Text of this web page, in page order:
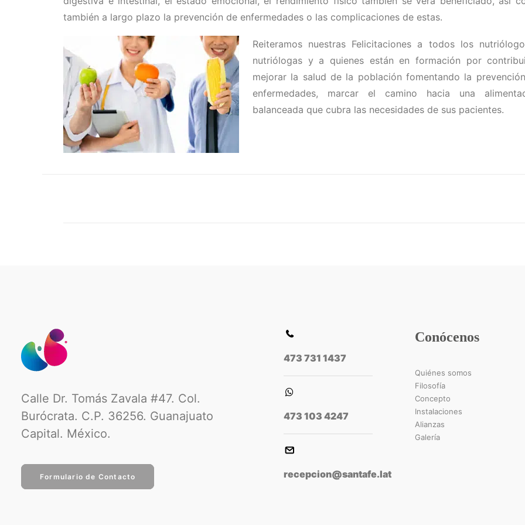
también a largo plazo la prevención de enfermedades o las complicaciones de estas.
Reiteramos nuestras Felicitaciones a todos los
nutriólogas y a quienes están en formación por
mejorar la salud de la población fomentando la
enfermedades, marcar el camino hacia una
balanceada que cubra las necesidades de sus pacientes.
Calle Dr. Tomás Zavala #47. Col.
Burócrata. C.P. 36256. Guanajuato
Capital. México.
Formulario de Contacto
473 731 1437
473 103 4247
recepcion@santafe.lat
Conócenos
Quiénes somos
Filosofía
Concepto
Instalaciones
Alianzas
Galería